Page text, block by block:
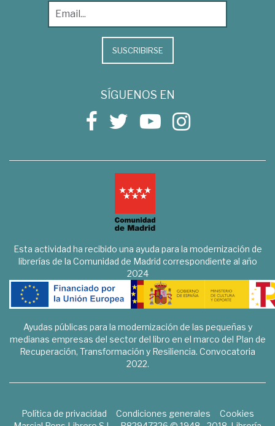
SUSCRIBIRSE
SÍGUENOS EN
Esta actividad ha recibido una ayuda para la modernización de
librerías de la Comunidad de Madrid correspondiente al año
2024
Ayudas públicas para la modernización de las pequeñas y
medianas empresas del sector del libro en el marco del Plan de
Recuperación, Transformación y Resiliencia. Convocatoria
2022.
Política de privacidad Condiciones generales
Cookies